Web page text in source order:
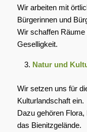
Wir arbeiten mit
Bürgerinnen und
Wir schaffen
Geselligkeit.
Natur und
Wir setzen uns für
Kulturlandschaft ein.
Dazu gehören
das Bienitzgelände.